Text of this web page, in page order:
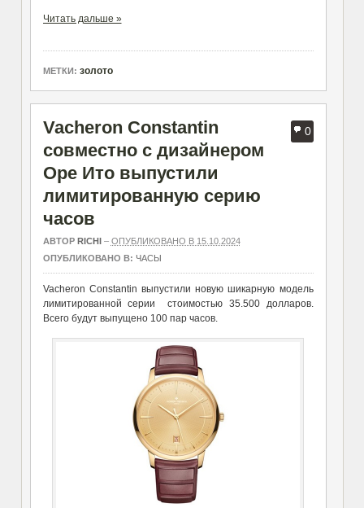
Читать дальше »
МЕТКИ: золото
0
Vacheron Constantin
совместно с дизайнером
Оре Ито выпустили
лимитированную серию
часов
АВТОР RICHI– ОПУБЛИКОВАНО В 15.10.2024
ОПУБЛИКОВАНО В: ЧАСЫ
Vacheron Constantin выпустили новую шикарную модель
лимитированной серии стоимостью 35.500 долларов.
Всего будут выпущено 100 пар часов.